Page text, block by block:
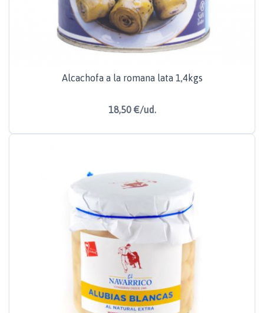
Alcachofa a la romana lata 1,4kgs
18,50 €/ud.